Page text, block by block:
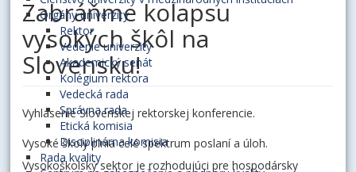
Orgány univerzity
Rektor
Vedenie univerzity
Akademický senát
Kolégium rektora
Vedecká rada
Správna rada
Etická komisia
Disciplinárna komisia
Rada kvality
Zabráňme kolapsu
vysokých škôl na
Slovensku!
Vyhlásenie Slovenskej rektorskej konferencie.
Vysoké školy plnia celé spektrum poslaní a úloh.
Vysokoškolský sektor je rozhodujúci pre hospodársky